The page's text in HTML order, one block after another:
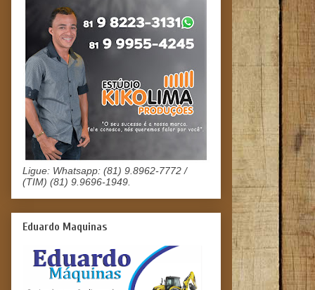
Ligue: Whatsapp: (81) 9.8962-7772 /
(TIM) (81) 9.9696-1949.
Eduardo Maquinas